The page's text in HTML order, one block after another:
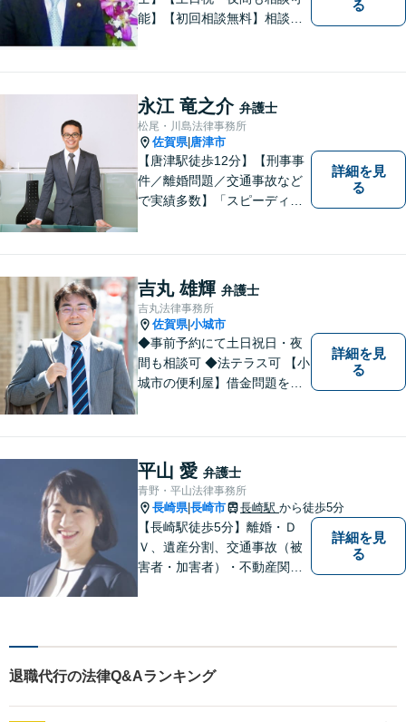
能】【初回相談無料】相談者
します。相続／離婚・男女問
題／交通事故／債務整理／労
働問題など幅広く対応可能で
す。
る
永江 竜之介 弁護士
松尾・川島法律事務所
佐賀県| 唐津市
【唐津駅徒歩12分】【刑事事
件／離婚問題／交通事故など
で実績多数】「スピーディで
合わせながらどのような解決
が望ましいのかを共に考えま
す。ぜひお気軽にご相談くだ
さい！【プライバシー完備】
詳細を見
る
吉丸 雄輝 弁護士
吉丸法律事務所
佐賀県|小城市
◆事前予約にて土日祝日・夜
間も相談可 ◆法テラス可 【小
城市の便利屋】借金問題を中
詳細を見
る
平山 愛 弁護士
青野・平山法律事務所
長崎県|長崎市 長崎駅 から徒歩5分
【長崎駅徒歩5分】離婚・Ｄ
Ｖ、遺産分割、交通事故（被
害者・加害者）・不動産関連
詳細を見
る
退職代行の法律Q&Aランキング